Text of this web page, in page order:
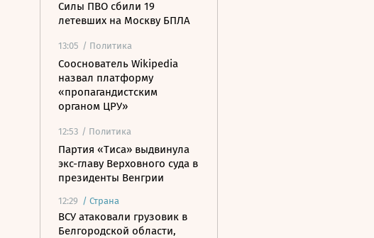
Силы ПВО сбили 19
летевших на Москву БПЛА
13:05 / Политика
Сооснователь Wikipedia
назвал платформу
«пропагандистским
органом ЦРУ»
12:53 / Политика
Партия «Тиса» выдвинула
экс-главу Верховного суда в
президенты Венгрии
12:29 / Страна
ВСУ атаковали грузовик в
Белгородской области,